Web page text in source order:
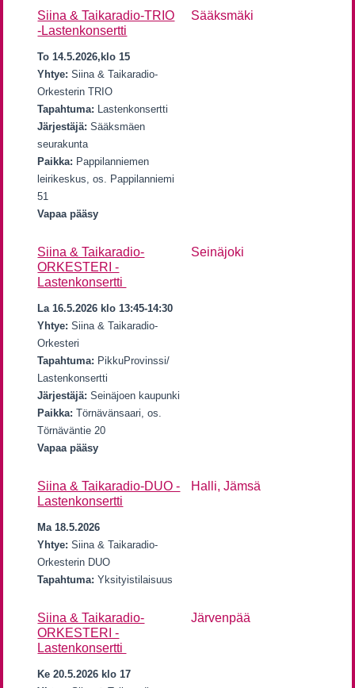
Siina & Taikaradio-TRIO
-Lastenkonsertti
To 14.5.2026,klo 15
Yhtye: Siina & Taikaradio-
Orkesterin TRIO
Tapahtuma: Lastenkonsertti
Järjestäjä: Sääksmäen
seurakunta
Paikka: Pappilanniemen
leirikeskus, os. Pappilanniemi
51
Vapaa pääsy
Sääksmäki
Siina & Taikaradio-
ORKESTERI -
Lastenkonsertti
La 16.5.2026 klo 13:45-14:30
Yhtye: Siina & Taikaradio-
Orkesteri
Tapahtuma: PikkuProvinssi/
Lastenkonsertti
Järjestäjä: Seinäjoen kaupunki
Paikka: Törnävänsaari, os.
Törnäväntie 20
Vapaa pääsy
Seinäjoki
Siina & Taikaradio-DUO -
Lastenkonsertti
Ma 18.5.2026
Yhtye: Siina & Taikaradio-
Orkesterin DUO
Tapahtuma: Yksityistilaisuus
Halli, Jämsä
Siina & Taikaradio-
ORKESTERI -
Lastenkonsertti
Ke 20.5.2026 klo 17
Järvenpää